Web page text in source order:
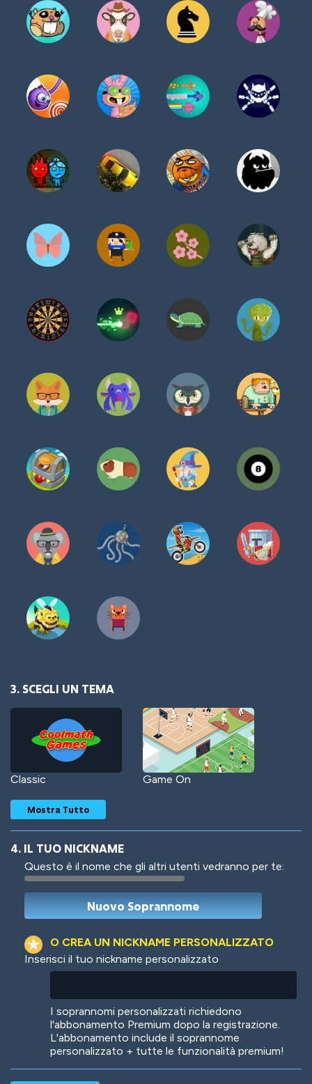
3. SCEGLI UN TEMA
Classic Game On
Woof Jungle Cats
Mostra Tutto
4. IL TUO NICKNAME
Questo è il nome che gli altri utenti vedranno per te:
O CREA UN NICKNAME PERSONALIZZATO
Inserisci il tuo nickname personalizzato
I soprannomi personalizzati richiedono
l'abbonamento Premium dopo la registrazione.
L'abbonamento include il soprannome
personalizzato + tutte le funzionalità premium!